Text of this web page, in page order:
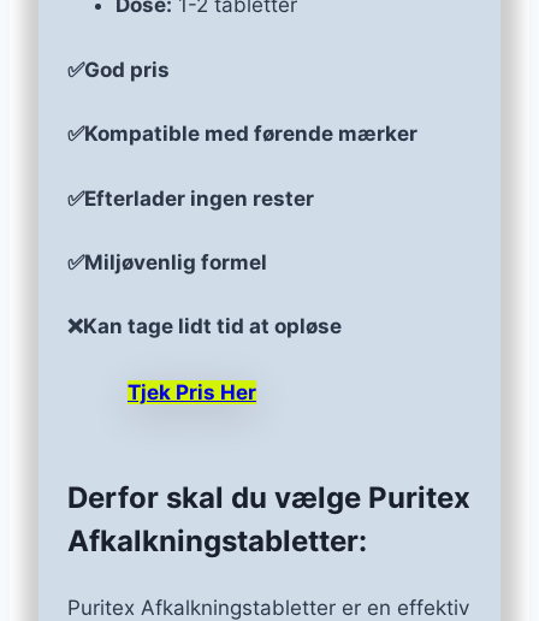
✅God pris
✅Kompatible med førende mærker
✅Efterlader ingen rester
✅Miljøvenlig formel
❌Kan tage lidt tid at opløse
Tjek Pris Her
Derfor skal du vælge Puritex
Afkalkningstabletter:
Puritex Afkalkningstabletter er en effektiv